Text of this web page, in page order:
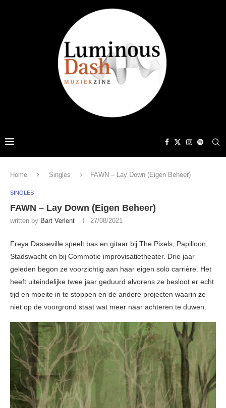
Home Singles FAWN – Lay Down (Eigen Beheer)
SINGLES
FAWN – Lay Down (Eigen Beheer)
written by Bart Verlent 27/08/2021
Freya Dasseville speelt bas en gitaar bij The Pixels, Papilloon,
Stadswacht en bij Commotie improvisatietheater. Drie jaar
geleden begon ze voorzichtig aan haar eigen solo carrière. Het
heeft uiteindelijke twee jaar geduurd alvorens ze besloot er echt
tijd en moeite in te stoppen en de andere projecten waarin ze
niet op de voorgrond staat wat meer naar achteren te duwen.